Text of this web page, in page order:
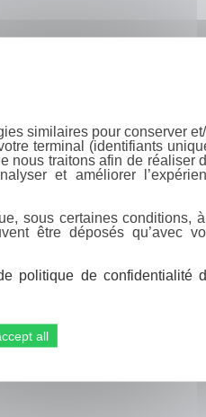
similaires pour conserver
terminal (identifiants
nous traitons afin de réaliser
et améliorer
sous certaines conditions,
être déposés qu’avec
politique de confidentialité
all